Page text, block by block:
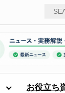
お役立ち